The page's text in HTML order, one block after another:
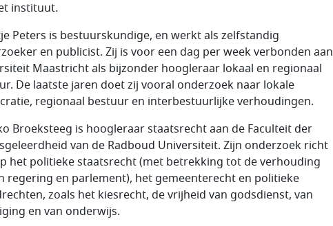
instituut.
Peters is bestuurskundige, en werkt als zelfstandig
en publicist. Zij is voor een dag per week verbonden aan
Maastricht als bijzonder hoogleraar lokaal en regionaal
De laatste jaren doet zij vooral onderzoek naar lokale
regionaal bestuur en interbestuurlijke verhoudingen.
Broeksteeg is hoogleraar staatsrecht aan de Faculteit der
van de Radboud Universiteit. Zijn onderzoek richt
het politieke staatsrecht (met betrekking tot de verhouding
regering en parlement), het gemeenterecht en politieke
zoals het kiesrecht, de vrijheid van godsdienst, van
en van onderwijs.